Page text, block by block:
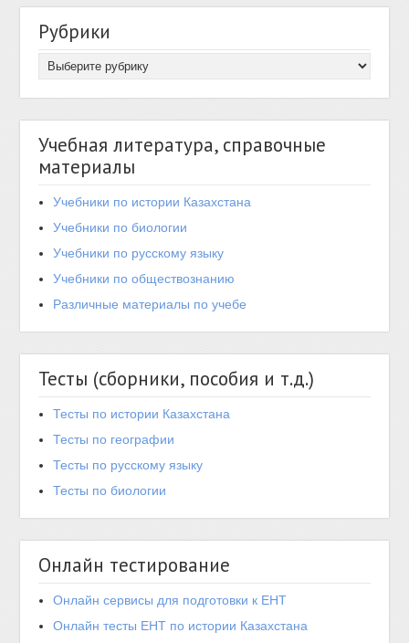
Рубрики
Учебная литература, справочные
материалы
Учебники по истории Казахстана
Учебники по биологии
Учебники по русскому языку
Учебники по обществознанию
Различные материалы по учебе
Тесты (сборники, пособия и т.д.)
Тесты по истории Казахстана
Тесты по географии
Тесты по русскому языку
Тесты по биологии
Онлайн тестирование
Онлайн сервисы для подготовки к ЕНТ
Онлайн тесты ЕНТ по истории Казахстана